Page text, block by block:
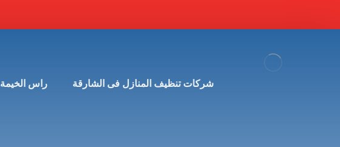
شركات تنظيف المنازل فى الشارقة راس الخيمة